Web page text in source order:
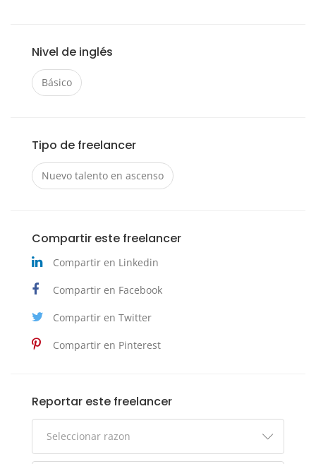
Nivel de inglés
Básico
Tipo de freelancer
Nuevo talento en ascenso
Compartir este freelancer
Compartir en Linkedin
Compartir en Facebook
Compartir en Twitter
Compartir en Pinterest
Reportar este freelancer